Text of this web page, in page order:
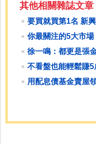
其他相關雜誌文章
要買就買第1名 新
你最關注的5大市
徐一鳴：都更是張
不看盤也能輕鬆賺
用配息債基金賣屋